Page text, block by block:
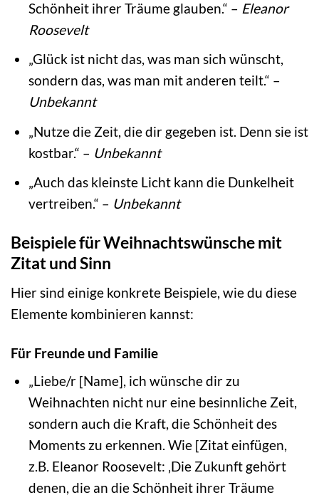
Schönheit ihrer Träume glauben.“ – Eleanor
Roosevelt
„Glück ist nicht das, was man sich wünscht,
sondern das, was man mit anderen teilt.“ –
Unbekannt
„Nutze die Zeit, die dir gegeben ist. Denn sie ist
kostbar.“ – Unbekannt
„Auch das kleinste Licht kann die Dunkelheit
vertreiben.“ – Unbekannt
Beispiele für Weihnachtswünsche mit
Zitat und Sinn
Hier sind einige konkrete Beispiele, wie du diese
Elemente kombinieren kannst:
Für Freunde und Familie
„Liebe/r [Name], ich wünsche dir zu
Weihnachten nicht nur eine besinnliche Zeit,
sondern auch die Kraft, die Schönheit des
Moments zu erkennen. Wie [Zitat einfügen,
z.B. Eleanor Roosevelt: ‚Die Zukunft gehört
denen, die an die Schönheit ihrer Träume